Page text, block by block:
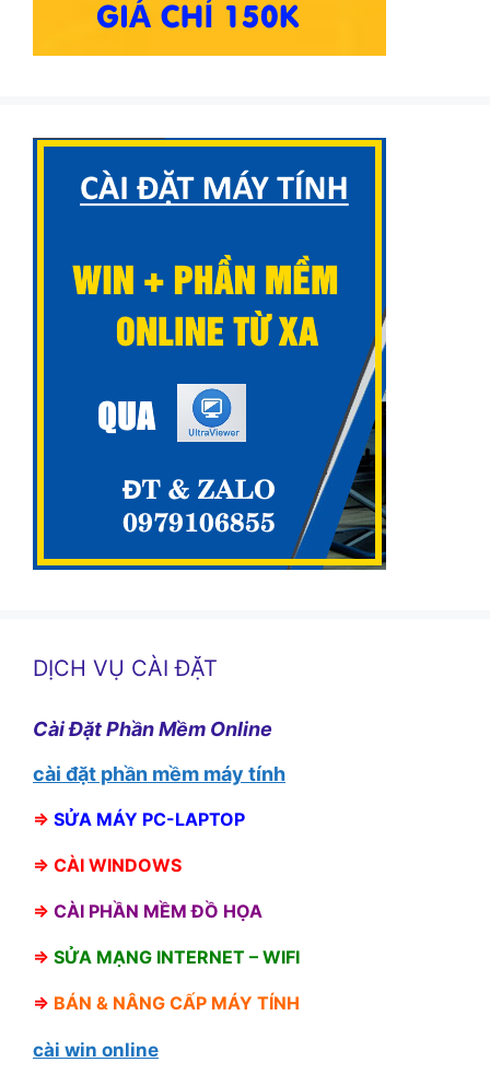
DỊCH VỤ CÀI ĐẶT
Cài Đặt Phần Mềm Online
cài đặt phần mềm máy tính
⇒ SỬA MÁY PC-LAPTOP
⇒ CÀI WINDOWS
⇒ CÀI PHẦN MỀM ĐỒ HỌA
⇒ SỬA MẠNG INTERNET – WIFI
⇒ BÁN & NÂNG CẤP MÁY TÍNH
cài win online